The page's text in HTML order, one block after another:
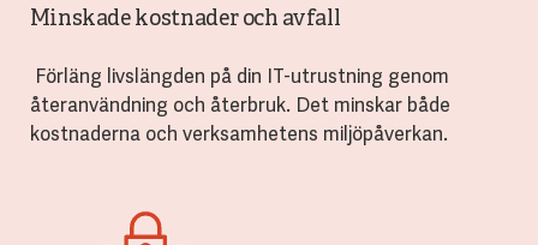
Minskade kostnader och avfall
Förläng livslängden på din IT-utrustning genom
återanvändning och återbruk. Det minskar både
kostnaderna och verksamhetens miljöpåverkan.